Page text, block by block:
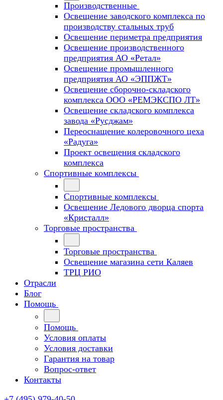
Производственные
Освещение заводского комплекса по
производству стальных труб
Освещение периметра предприятия
Освещение производственного
предприятия АО «Ретал»
Освещение промышленного
предприятия АО «ЭППЖТ»
Освещение сборочно-складского
комплекса ООО «РЕМЭКСПО ЛТ»
Освещение складского комплекса
завода «Русджам»
Переоснащение колеровочного цеха
«Радуга»
Проект освещения складского
комплекса
Спортивные комплексы
Спортивные комплексы
Освещение Ледового дворца спорта
«Кристалл»
Торговые пространства
Торговые пространства
Освещение магазина сети Каляев
ТРЦ РИО
Отрасли
Блог
Помощь
Помощь
Условия оплаты
Условия доставки
Гарантия на товар
Вопрос-ответ
Контакты